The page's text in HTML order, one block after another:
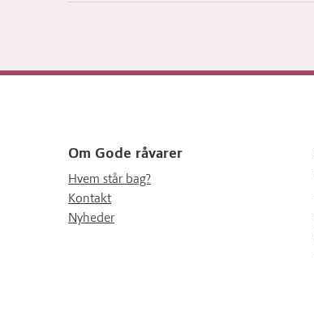
Om Gode råvarer
Hvem står bag?
Kontakt
Nyheder